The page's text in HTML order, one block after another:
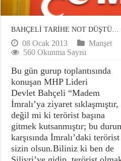
BAHÇELİ TARİHE NOT DÜŞTÜ…
08 Ocak 2013 Manşet
560 Okunma Sayısı
Bu gün gurup toplantısında
konuşan MHP Lideri
Devlet Bahçeli “Madem
İmralı’ya ziyaret sıklaşmıştır,
değil mi ki terörist başına
gitmek kutsanmıştır; bu
karşısında İmralı’daki terörist
sizin olsun.Biliniz ki ben de